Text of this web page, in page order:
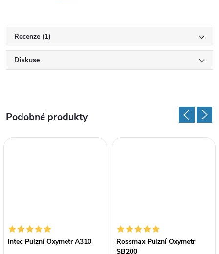
Recenze (1)
Diskuse
Intec Pulzní Oxymetr A310
Rossmax Pulzní Oxymetr
SB200